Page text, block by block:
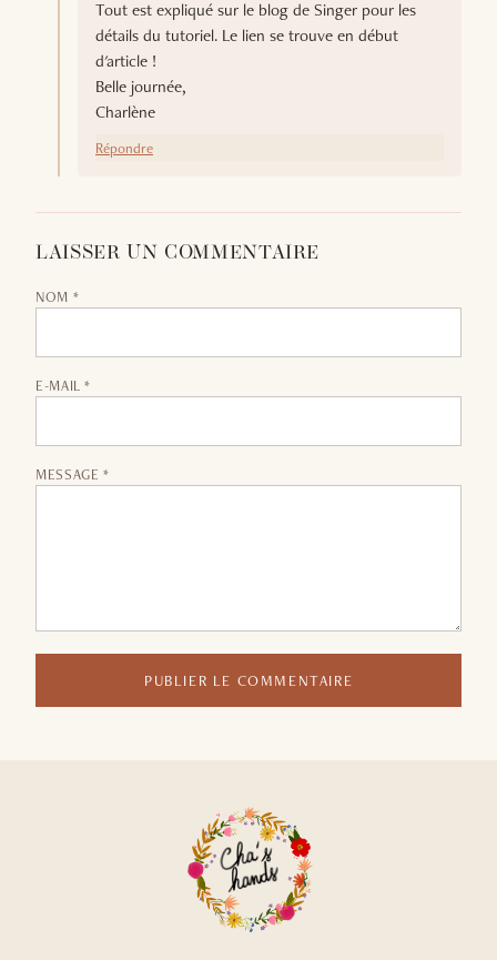
Tout est expliqué sur le blog de Singer pour les
détails du tutoriel. Le lien se trouve en début
d'article !
Belle journée,
Charlène
Répondre
LAISSER UN COMMENTAIRE
NOM *
E-MAIL *
MESSAGE *
PUBLIER LE COMMENTAIRE